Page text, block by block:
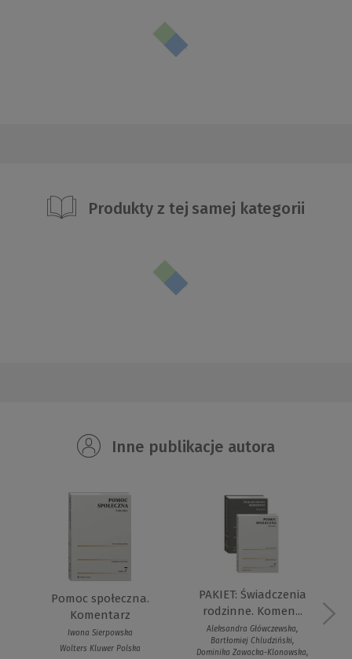
Produkty z tej samej kategorii
Inne publikacje autora
Pomoc społeczna.
Komentarz
Iwona Sierpowska
Wolters Kluwer Polska
PAKIET: Świadczenia
rodzinne. Komen...
Aleksandra Główczewska,
Bartłomiej Chludziński,
Dominika Zawacka-Klonowska,